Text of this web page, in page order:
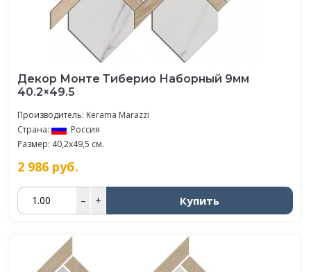
Декор Монте Тиберио Наборный 9мм
40.2×49.5
Производитель: Kerama Marazzi
Страна:
Россия
Размер: 40,2x49,5 см.
2 986 руб.
– + Купить